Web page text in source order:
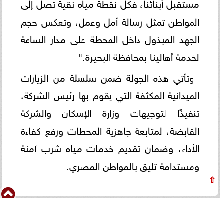
المواطن تمثل رسالة أمل وعمل، وتعكس حجم
الجهد المبذول داخل المحطة على مدار الساعة
لخدمة أهالينا بمحافظة البحيرة."
وتأتي هذه الجولة ضمن سلسلة من الزيارات
الميدانية المكثفة التي يقوم بها رئيس الشركة،
تنفيذًا لتوجيهات وزارة الإسكان والشركة
القابضة، لمتابعة جاهزية المحطات ورفع كفاءة
الأداء، وضمان تقديم خدمات مياه شرب آمنة
ومستدامة تليق بالمواطن المصري.
⇧